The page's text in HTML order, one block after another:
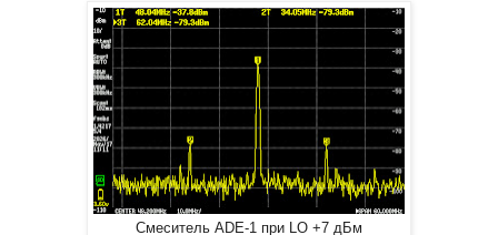
Смеситель ADE-1 при LO +7 дБм